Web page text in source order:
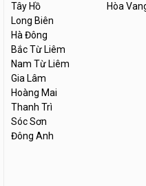
Tây Hồ
Long Biên
Hà Đông
Bắc Từ Liêm
Nam Từ Liêm
Gia Lâm
Hoàng Mai
Thanh Trì
Sóc Sơn
Đông Anh
Hòa